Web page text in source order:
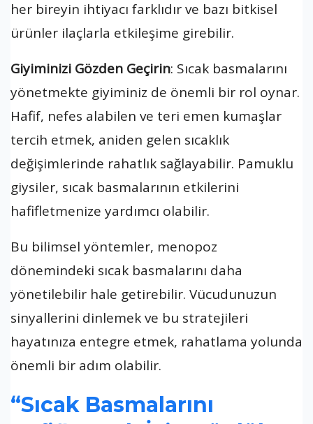
her bireyin ihtiyacı farklıdır ve bazı bitkisel
ürünler ilaçlarla etkileşime girebilir.
Giyiminizi Gözden Geçirin: Sıcak basmalarını
yönetmekte giyiminiz de önemli bir rol oynar.
Hafif, nefes alabilen ve teri emen kumaşlar
tercih etmek, aniden gelen sıcaklık
değişimlerinde rahatlık sağlayabilir. Pamuklu
giysiler, sıcak basmalarının etkilerini
hafifletmenize yardımcı olabilir.
Bu bilimsel yöntemler, menopoz
dönemindeki sıcak basmalarını daha
yönetilebilir hale getirebilir. Vücudunuzun
sinyallerini dinlemek ve bu stratejileri
hayatınıza entegre etmek, rahatlama yolunda
önemli bir adım olabilir.
“Sıcak Basmalarını